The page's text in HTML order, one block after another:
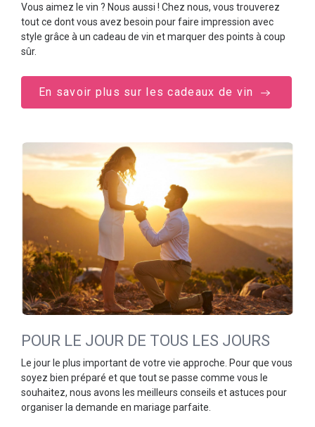
Vous aimez le vin ? Nous aussi ! Chez nous, vous trouverez
tout ce dont vous avez besoin pour faire impression avec
style grâce à un cadeau de vin et marquer des points à coup
sûr.
En savoir plus sur les cadeaux de vin
POUR LE JOUR DE TOUS LES JOURS
Le jour le plus important de votre vie approche. Pour que vous
soyez bien préparé et que tout se passe comme vous le
souhaitez, nous avons les meilleurs conseils et astuces pour
organiser la demande en mariage parfaite.